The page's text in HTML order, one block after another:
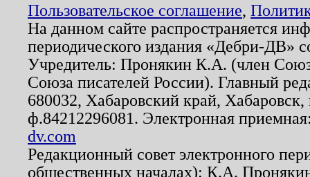
Пользовательское соглашение,
На данном сайте распространяется
периодического издания «Дебри-ДВ»
Учредитель: Пронякин К.А. (член
Союза писателей России). Главный
680032, Хабаровский край,
ф.84212296081. Электронная
dv.com
Редакционный совет электронного
общественных началах): К.А.